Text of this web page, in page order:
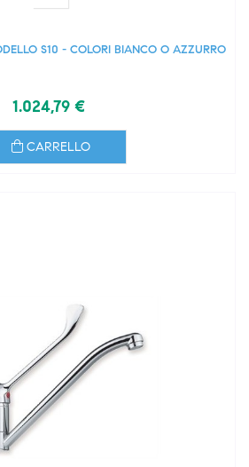
S10 - COLORI BIANCO O AZZURRO
1.024,79 €
CARRELLO